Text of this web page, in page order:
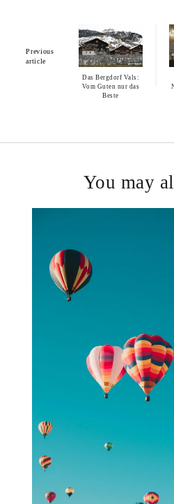
Previous
article
Das Bergdorf Vals:
Vom Guten nur das
Beste
You may